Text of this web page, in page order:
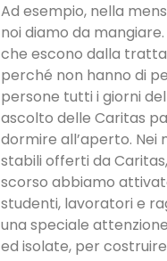
Ad esempio, nella
noi diamo da
che escono dalla
perché non hanno di
persone tutti i giorni
ascolto delle Caritas
dormire all’aperto.
stabili offerti da
scorso abbiamo
studenti, lavoratori e
una speciale
ed isolate, per